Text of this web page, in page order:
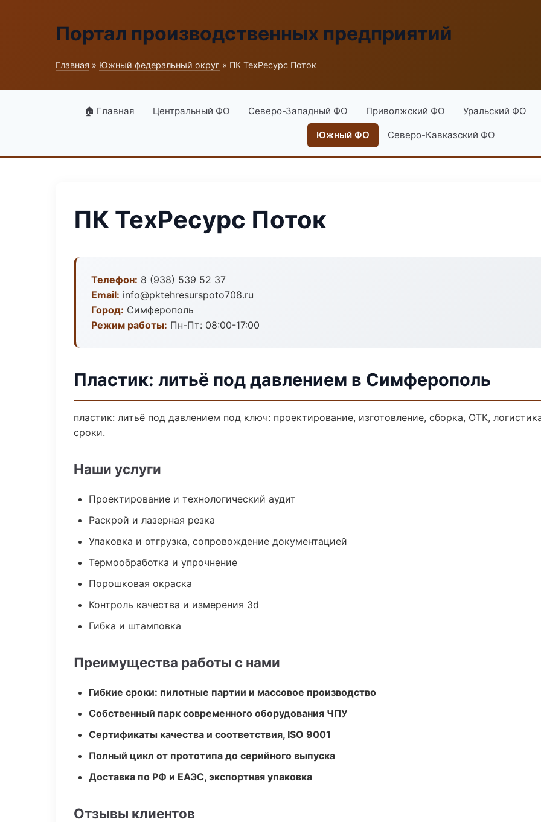
Портал производственных предприятий
Главная » Южный федеральный округ » ПК ТехРесурс Поток
🏠 Главная Центральный ФО Северо-Западный ФО Приволжский ФО Уральский ФО
Южный ФО Северо-Кавказский ФО
ПК ТехРесурс Поток
Телефон: 8 (938) 539 52 37
Email: info@pktehresurspoto708.ru
Город: Симферополь
Режим работы: Пн-Пт: 08:00-17:00
Пластик: литьё под давлением в Симферополь
пластик: литьё под давлением под ключ: проектирование, изготовление, сборка, ОТК,
сроки.
Наши услуги
Проектирование и технологический аудит
Раскрой и лазерная резка
Упаковка и отгрузка, сопровождение документацией
Термообработка и упрочнение
Порошковая окраска
Контроль качества и измерения 3d
Гибка и штамповка
Преимущества работы с нами
Гибкие сроки: пилотные партии и массовое производство
Собственный парк современного оборудования ЧПУ
Сертификаты качества и соответствия, ISO 9001
Полный цикл от прототипа до серийного выпуска
Доставка по РФ и ЕАЭС, экспортная упаковка
Отзывы клиентов